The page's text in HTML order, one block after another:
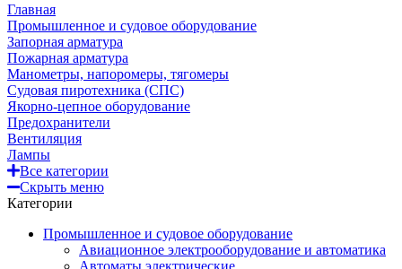
Главная
Промышленное и судовое оборудование
Запорная арматура
Пожарная арматура
Манометры, напоромеры, тягомеры
Судовая пиротехника (СПС)
Якорно-цепное оборудование
Предохранители
Вентиляция
Лампы
Все категории
Скрыть меню
Категории
Промышленное и судовое оборудование
Авиационное электрооборудование и автоматика
Автоматы электрические